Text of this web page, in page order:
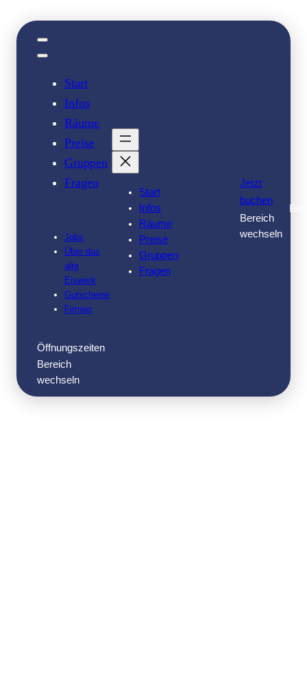
Inhalt
springen
Start
Infos
Räume
Preise
Gruppen
Fragen
Jobs
Über das
alte
Eiswerk
Gutscheine
Firmen
Öffnungszeiten
Bereich
wechseln
Start
Infos
Räume
Preise
Gruppen
Fragen
Jetzt
buchen
Bereich
wechseln